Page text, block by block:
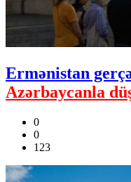
Ermənistan
Azərbaycanla
0
0
123